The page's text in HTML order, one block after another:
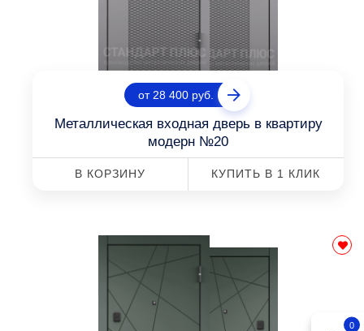
0
от 28 400 руб.
Металлическая входная дверь в квартиру
модерн №20
В КОРЗИНУ КУПИТЬ В 1 КЛИК